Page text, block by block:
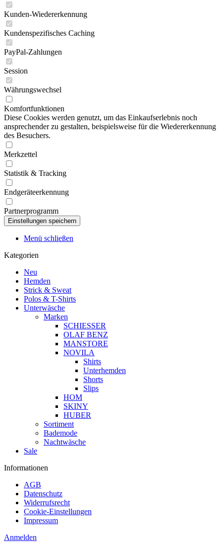
Kunden-Wiedererkennung
Kundenspezifisches Caching
PayPal-Zahlungen
Session
Währungswechsel
Komfortfunktionen
Diese Cookies werden genutzt, um das Einkaufserlebnis noch
ansprechender zu gestalten, beispielsweise für die Wiedererkennung
des Besuchers.
Merkzettel
Statistik & Tracking
Endgeräteerkennung
Partnerprogramm
Menü schließen
Kategorien
Neu
Hemden
Strick & Sweat
Polos & T-Shirts
Unterwäsche
Marken
SCHIESSER
OLAF BENZ
MANSTORE
NOVILA
Shirts
Unterhemden
Shorts
Slips
HOM
SKINY
HUBER
Sortiment
Bademode
Nachtwäsche
Sale
Informationen
AGB
Datenschutz
Widerrufsrecht
Cookie-Einstellungen
Impressum
Anmelden